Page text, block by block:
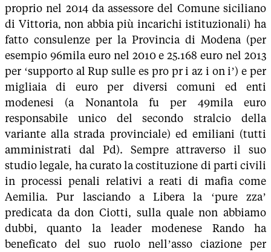
proprio nel 2014 da assessore del Comune siciliano
di Vittoria, non abbia più incarichi istituzionali) ha
fatto consulenze per la Provincia di Modena (per
esempio 96mila euro nel 2010 e 25.168 euro nel 2013
per ‘supporto al Rup sulle es pro pr i az i on i’) e per
migliaia di euro per diversi comuni ed enti
modenesi (a Nonantola fu per 49mila euro
responsabile unico del secondo stralcio della
variante alla strada provinciale) ed emiliani (tutti
amministrati dal Pd). Sempre attraverso il suo
studio legale, ha curato la costituzione di parti civili
in processi penali relativi a reati di mafia come
Aemilia. Pur lasciando a Libera la ‘pure zza’
predicata da don Ciotti, sulla quale non abbiamo
dubbi, quanto la leader modenese Rando ha
beneficato del suo ruolo nell’asso ciazione per